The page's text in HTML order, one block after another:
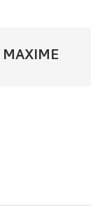
MAXIME